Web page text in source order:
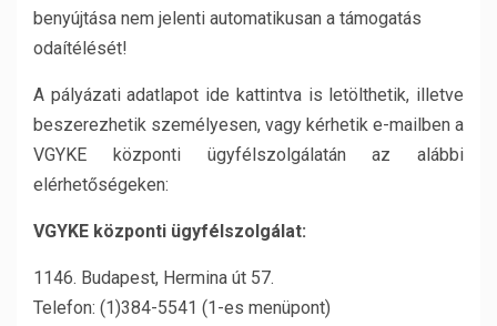
benyújtása nem jelenti automatikusan a támogatás
odaítélését!
A pályázati adatlapot ide kattintva is letölthetik, illetve
beszerezhetik személyesen, vagy kérhetik e-mailben a
VGYKE központi ügyfélszolgálatán az alábbi
elérhetőségeken:
VGYKE központi ügyfélszolgálat:
1146. Budapest, Hermina út 57.
Telefon: (1)384-5541 (1-es menüpont)